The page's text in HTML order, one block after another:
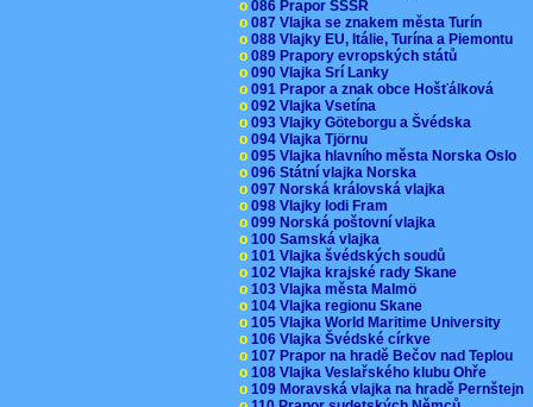
o 086 Prapor SSSR
o 087 Vlajka se znakem města Turín
o 088 Vlajky EU, Itálie, Turína a Piemontu
o 089 Prapory evropských států
o 090 Vlajka Srí Lanky
o 091 Prapor a znak obce Hošťálková
o 092 Vlajka Vsetína
o 093 Vlajky Göteborgu a Švédska
o 094 Vlajka Tjörnu
o 095 Vlajka hlavního města Norska Oslo
o 096 Státní vlajka Norska
o 097 Norská královská vlajka
o 098 Vlajky lodi Fram
o 099 Norská poštovní vlajka
o 100 Samská vlajka
o 101 Vlajka švédských soudů
o 102 Vlajka krajské rady Skane
o 103 Vlajka města Malmö
o 104 Vlajka regionu Skane
o 105 Vlajka World Maritime University
o 106 Vlajka Švédské církve
o 107 Prapor na hradě Bečov nad Teplou
o 108 Vlajka Veslařského klubu Ohře
o 109 Moravská vlajka na hradě Pernštejn